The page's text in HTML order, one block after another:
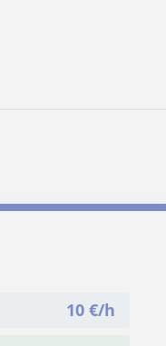
10 €/h